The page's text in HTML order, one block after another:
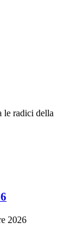
le radici della
2026